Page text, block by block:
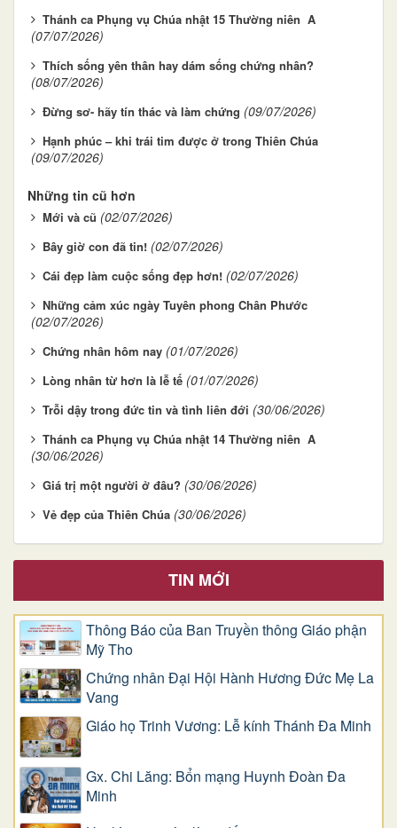
Thánh ca Phụng vụ Chúa nhật 15 Thường niên A
(07/07/2026)
Thích sống yên thân hay dám sống chứng nhân?
(08/07/2026)
Đừng sơ- hãy tín thác và làm chứng (09/07/2026)
Hạnh phúc – khi trái tim được ở trong Thiên Chúa
(09/07/2026)
Những tin cũ hơn
Mới và cũ (02/07/2026)
Bây giờ con đã tin! (02/07/2026)
Cái đẹp làm cuộc sống đẹp hơn! (02/07/2026)
Những cảm xúc ngày Tuyên phong Chân Phước
(02/07/2026)
Chứng nhân hôm nay (01/07/2026)
Lòng nhân từ hơn là lễ tế (01/07/2026)
Trỗi dậy trong đức tin và tình liên đới (30/06/2026)
Thánh ca Phụng vụ Chúa nhật 14 Thường niên A
(30/06/2026)
Giá trị một người ở đâu? (30/06/2026)
Vẻ đẹp của Thiên Chúa (30/06/2026)
TIN MỚI
Thông Báo của Ban Truyền thông Giáo phận
Mỹ Tho
Chứng nhân Đại Hội Hành Hương Đức Mẹ La
Vang
Giáo họ Trinh Vương: Lễ kính Thánh Đa Minh
Gx. Chi Lăng: Bổn mạng Huynh Đoàn Đa
Minh